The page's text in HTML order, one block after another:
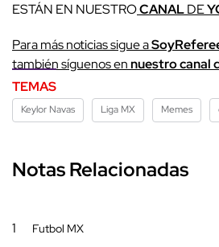
ESTÁN EN NUESTROCANALDE
Para más noticias sigue a
también síguenos ennuestro canal
TEMAS
Keylor Navas Liga MX Memes
Notas Relacionadas
1 Futbol MX